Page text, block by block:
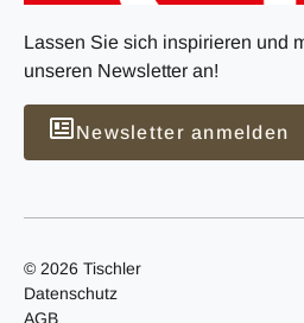
Lassen Sie sich inspirieren und
unseren Newsletter an!
Newsletter anmelden
© 2026 Tischler
Datenschutz
AGB